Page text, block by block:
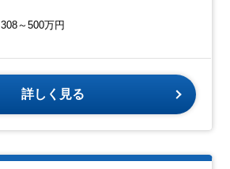
308～500万円
詳しく見る